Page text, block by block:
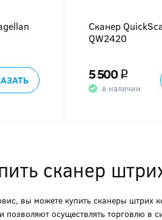
Сканер
QW2420
5 500 q
в наличии
сканер
вы можете купить сканеры
осуществлять торговлю в